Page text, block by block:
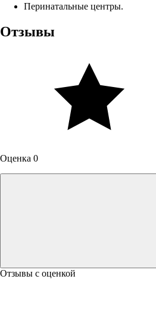
Перинатальные центры.
Отзывы
Оценка 0
Отзывы с оценкой